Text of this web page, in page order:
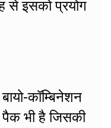
से इसको प्रयोग
कॉम्बिनेशन
भी है जिसकी